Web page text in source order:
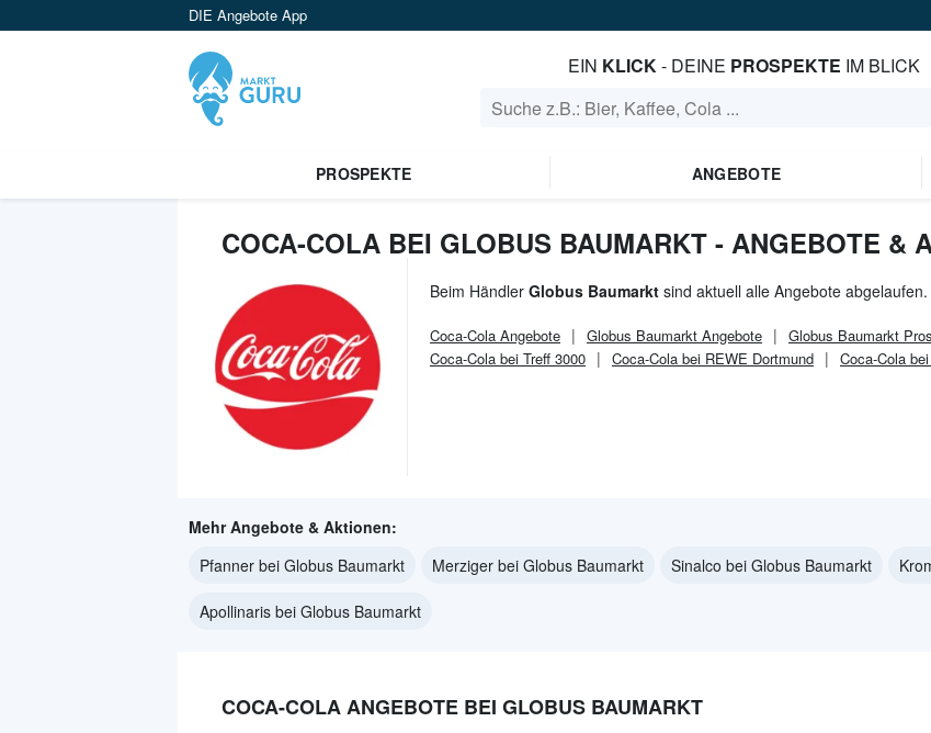
DIE Angebote App
EIN KLICK- DEINE PROSPEKTE IM BLICK
PROSPEKTE ANGEBOTE
COCA-COLA BEI GLOBUS BAUMARKT - ANGEBOTE &
Beim Händler Globus Baumarkt sind aktuell alle Angebote abgelaufen.
Coca-Cola Angebote Globus Baumarkt Angebote Globus Baumarkt
Coca-Cola bei Treff 3000
Coca-Cola bei REWE Dortmund Coca-Cola
Mehr Angebote & Aktionen:
Pfanner bei Globus Baumarkt
Merziger bei Globus Baumarkt Sinalco bei Globus Baumarkt
Apollinaris bei Globus Baumarkt
COCA-COLA ANGEBOTE BEI GLOBUS BAUMARKT